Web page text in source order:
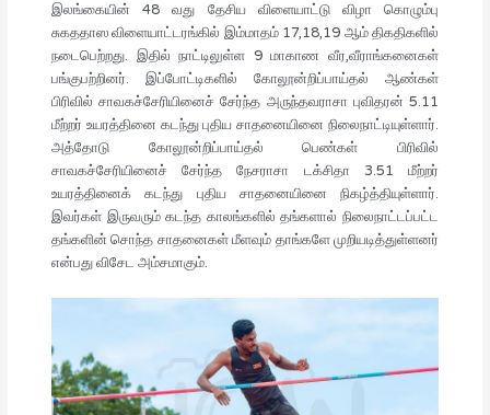
இலங்கையின் 48 வது தேசிய விளையாட்டு விழா கொழும்பு
சுகததாஸ விளையாட்டரங்கில் இம்மாதம் 17,18,19 ஆம் திகதிகளில்
நடைபெற்றது. இதில் நாட்டிலுள்ள 9 மாகாண வீர,வீராங்கனைகள்
பங்குபற்றினர். இப்போட்டிகளில் கோலூன்றிப்பாய்தல் ஆண்கள்
பிரிவில் சாவகச்சேரியினைச் சேர்ந்த அருந்தவராசா புவிதரன் 5.11
மீற்றர் உயரத்தினை கடந்து புதிய சாதனையினை நிலைநாட்டியுள்ளார்.
அத்தோடு கோலூன்றிப்பாய்தல் பெண்கள் பிரிவில்
சாவகச்சேரியினைச் சேர்ந்த நேசராசா டக்சிதா 3.51 மீற்றர்
உயரத்தினைக் கடந்து புதிய சாதனையினை நிகழ்த்தியுள்ளார்.
இவர்கள் இருவரும் கடந்த காலங்களில் தங்களால் நிலைநாட்டப்பட்ட
தங்களின் சொந்த சாதனைகள் மீளவும் தாங்களே முறியடித்துள்ளனர்
என்பது விசேட அம்சமாகும்.